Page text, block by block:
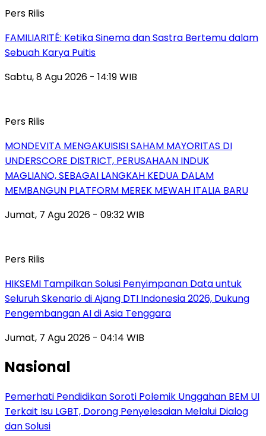
Pers Rilis
FAMILIARITÉ: Ketika Sinema dan Sastra Bertemu dalam
Sebuah Karya Puitis
Sabtu, 8 Agu 2026 - 14:19 WIB
Pers Rilis
MONDEVITA MENGAKUISISI SAHAM MAYORITAS DI
UNDERSCORE DISTRICT, PERUSAHAAN INDUK
MAGLIANO, SEBAGAI LANGKAH KEDUA DALAM
MEMBANGUN PLATFORM MEREK MEWAH ITALIA BARU
Jumat, 7 Agu 2026 - 09:32 WIB
Pers Rilis
HIKSEMI Tampilkan Solusi Penyimpanan Data untuk
Seluruh Skenario di Ajang DTI Indonesia 2026, Dukung
Pengembangan AI di Asia Tenggara
Jumat, 7 Agu 2026 - 04:14 WIB
Nasional
Pemerhati Pendidikan Soroti Polemik Unggahan BEM UI
Terkait Isu LGBT, Dorong Penyelesaian Melalui Dialog
dan Solusi